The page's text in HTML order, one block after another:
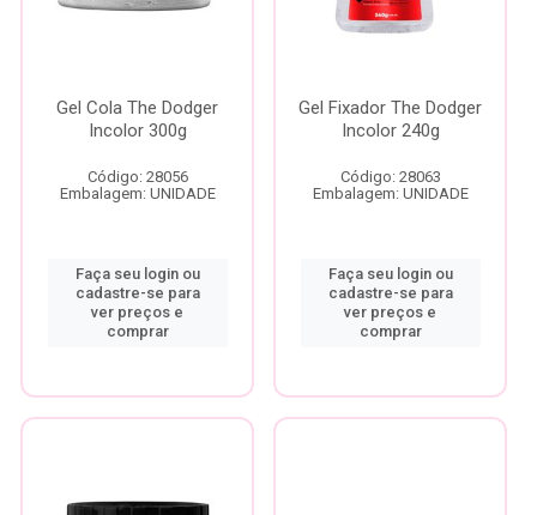
Gel Cola The Dodger
Incolor 300g
Código: 28056
Embalagem: UNIDADE
Faça seu login ou
cadastre-se para
ver preços e
comprar
Gel Fixador The Dodger
Incolor 240g
Código: 28063
Embalagem: UNIDADE
Faça seu login ou
cadastre-se para
ver preços e
comprar